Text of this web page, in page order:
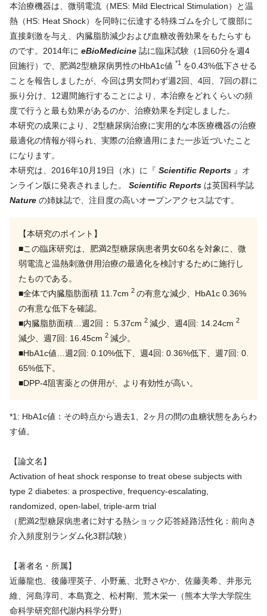
本治療機器は、微弱電流（MES: Mild Electrical Stimulation）と温
熱（HS: Heat Shock）を同時に伝達する特殊ゴムを介して腹部に
直接刺激を与え、内臓脂肪減少および血糖改善効果をもたらすも
のです。2014年に eBioMedicine 誌に臨床試験（1回60分を週4
回施行）で、肥満2型糖尿病男性のHbA1c値 *1 を0.43%低下させる
ことを報告しましたが、今回は男女問わず週2回、4回、7回の群に
振り分け、12週間施行することにより、本治療をどれくらいの頻
度で行うと最も効果があるのか、治療効果を判定しました。
本研究の成果により、2型糖尿病治療に実用的な本医療機器の治療
最適化の情報が得られ、実際の治療適用にまた一歩近づいたこと
になります。
本研究は、2016年10月19日（水）に『 Scientific Reports 』オ
ンライン版に発表されました。 Scientific Reports は英国科学誌
Nature の姉妹誌で、注目度の高いオープンアクセス誌です。
【本研究のポイント】
■この臨床研究は、肥満2型糖尿病患者男女60名を対象に、微
弱電流と温熱刺激併用治療の最適化を検討するために施行し
たものである。
■全体で内臓脂肪面積 11.7cm 2 の有意な減少、HbA1c 0.36%
の有意な低下を確認。
■内臓脂肪面積…週2回： 5.37cm 2 減少、週4回: 14.24cm 2
減少、週7回: 16.45cm 2 減少。
■HbA1c値…週2回: 0.10%低下、週4回: 0.36%低下、週7回: 0.
65%低下。
■DPP-4阻害薬との併用が、より有効性が高い。
*1: HbA1c値：その時点から過去1、2ヶ月の間の血糖状態をあらわ
す値。
【論文名】
Activation of heat shock response to treat obese subjects with
type 2 diabetes: a prospective, frequency-escalating,
randomized, open-label, triple-arm trial
（肥満2型糖尿病患者に対する熱ショック応答経路活性化：前向き
介入頻度別ランダム化3群試験）
【著者名・所属】
近藤龍也、後藤理英子、小野薫、北野さやか、佐藤美希、井形元
維、河島淳司、本島寛之、松村剛、荒木栄一（熊本大学大学院生
命科学研究部代謝内科学分野）